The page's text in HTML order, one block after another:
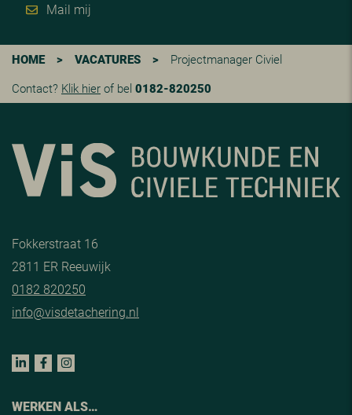
Mail mij
HOME > VACATURES >
Projectmanager Civiel
Contact? Klik hier of bel 0182-820250
Fokkerstraat 16
2811 ER Reeuwijk
0182 820250
info@visdetachering.nl
WERKEN ALS…